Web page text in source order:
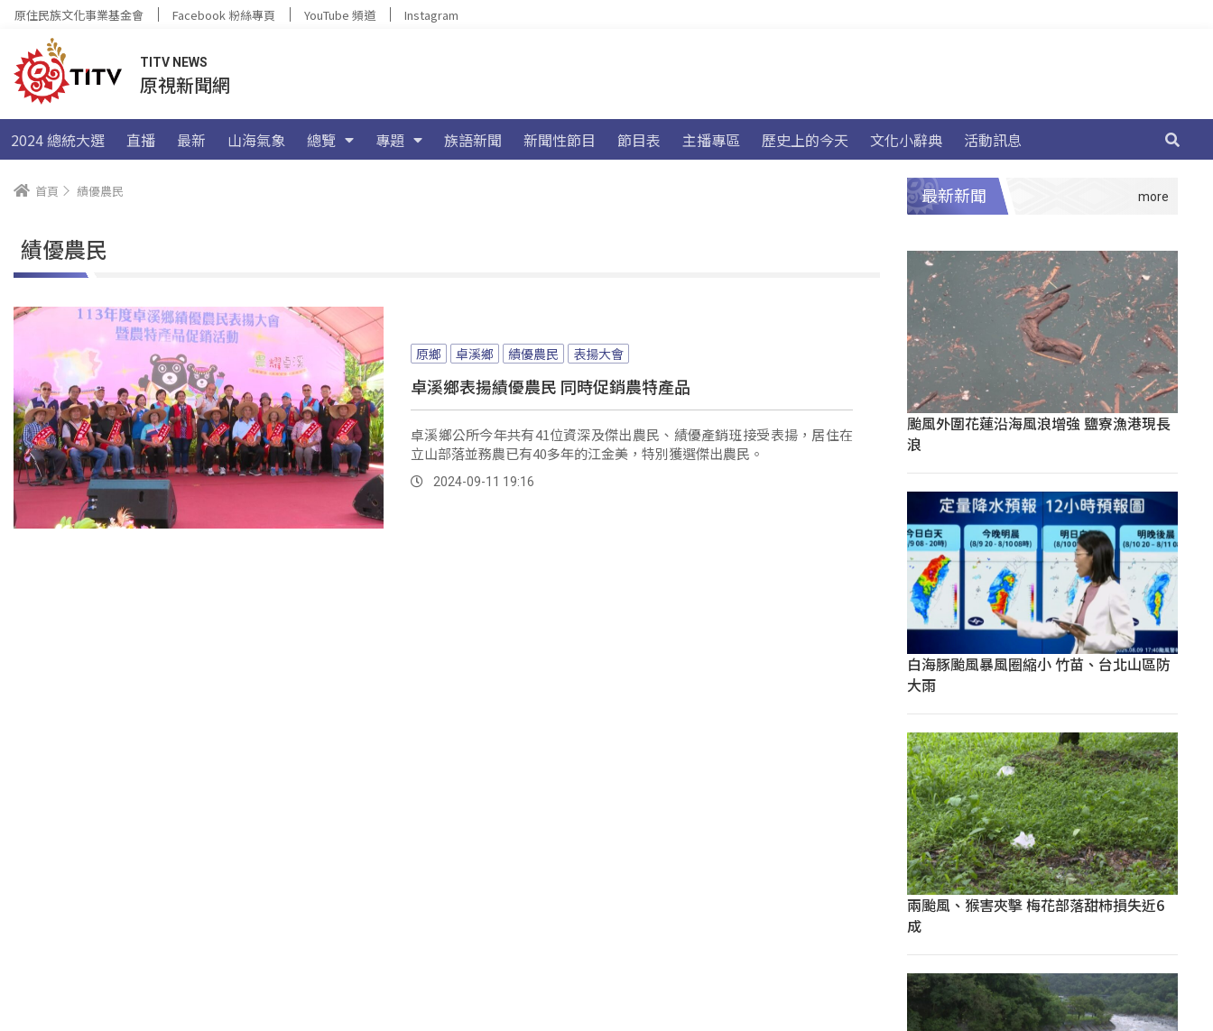
原住民族文化事業基金會 Facebook 粉絲專頁 YouTube 頻道 Instagram
TITV NEWS
原視新聞網
2024 總統大選 直播 最新 山海氣象 總覽 專題 族語新聞 新聞性節目 節目表 主播專區 歷史上的今天 文化小辭典 活動訊息
首頁 績優農民
績優農民
原鄉 卓溪鄉 績優農民 表揚大會
卓溪鄉表揚績優農民 同時促銷農特產品
卓溪鄉公所今年共有41位資深及傑出農民、績優產銷班接受表揚，居住在
立山部落並務農已有40多年的江金美，特別獲選傑出農民。
2024-09-11 19:16
最新新聞
颱風外圍花蓮沿海風浪增強 鹽寮漁港現長
浪
白海豚颱風暴風圈縮小 竹苗、台北山區防
大雨
兩颱風、猴害夾擊 梅花部落甜柿損失近6
成